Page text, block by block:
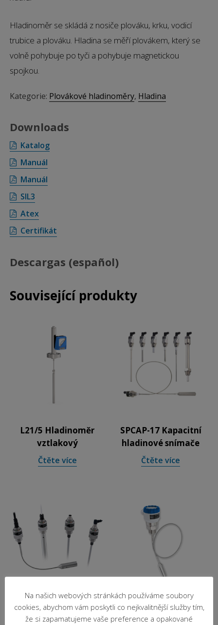
Hladinoměr se skládá z nosiče plováku, krku, vodicí
trubice a plováku. Hladina se měří plovákem, který se
volně pohybuje po tyči a pohybuje magnetickou
spojkou.
Kategorie: Plovákové hladinoměry, Hladina
Downloads
Katalog
Manuál
Manuál
SIL3
Atex
Certifikát
Descargas (español)
Související produkty
L21/5 Hladinoměr
vztlakový
Čtěte více
SPCAP-17 Kapacitní
hladinové snímače
Čtěte více
EMKOCAP-25
Kapacitní hladinoměry
EMKOTDR-60
Radarové
Na našich webových stránkách používáme soubory
cookies, abychom vám poskytli co nejkvalitnější služby tím,
že si zapamatujeme vaše preference a opakované